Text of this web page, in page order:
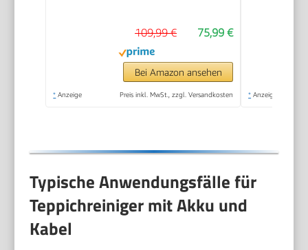
75,99 €
109,99 €
Bei Amazon ansehen
* Anzeige Preis inkl. MwSt., zzgl. Versandkosten * Anzeige
Typische Anwendungsfälle für
Teppichreiniger mit Akku und
Kabel